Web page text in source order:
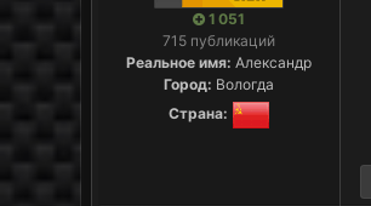
1 051
715 публикаций
Реальное имя: Александр
Город: Вологда
Страна: